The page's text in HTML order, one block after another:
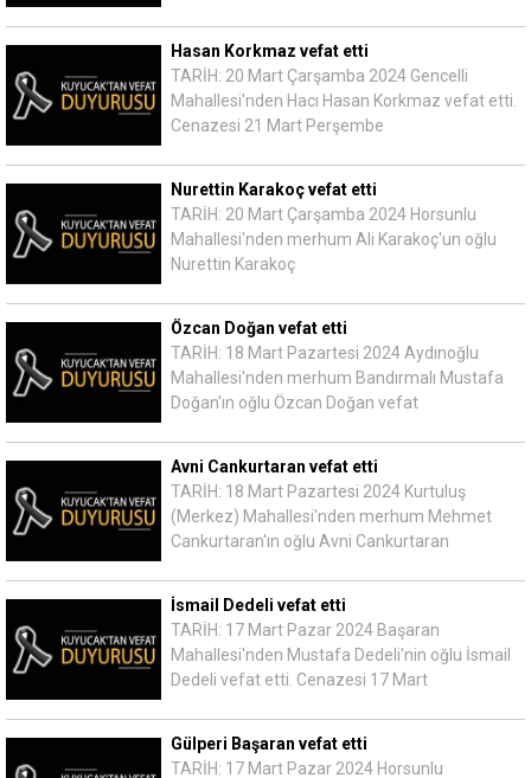
Hasan Korkmaz vefat etti
TARİH: 20 Mart Çarşamba 2024 Gencelli
Mahallesi'nden Hacı Hasan Korkmaz vefat etti.
Cenazesi 21 Mart Perşembe
Nurettin Karakoç vefat etti
TARİH: 20 Mart Çarşamba 2024 Horsunlu
Mahallesi'nden merhum Ali Karakoç'un oğlu
Nurettin Karakoç
Özcan Doğan vefat etti
TARİH: 18 Mart Pazartesi 2024 Aydınoğlu
Mahallesi'nden merhum Bandırmalı Mustafa
Doğan'ın oğlu Özcan Doğan vefat
Avni Cankurtaran vefat etti
TARİH: 18 Mart Pazartesi 2024 Kurtuluş
(Merkez) Mahallesi'nden merhum Mehmet
Cankurtaran'ın oğlu Avni Cankurtaran
İsmail Dedeli vefat etti
TARİH: 17 Mart Pazar 2024 Başaran
Mahallesi'nden Mustafa Dedeli'nin oğlu İsmail
Dedeli vefat etti. Cenazesi 17 Mart
Gülperi Başaran vefat etti
TARİH: 17 Mart Pazar 2024 Horsunlu